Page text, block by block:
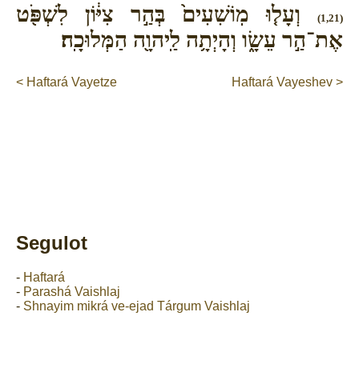
(1,21)
וְעָל֤וּ מֽוֹשִׁעִים֙ בְּהַ֣ר צִיּ֔וֹן לִשְׁפֹּ֖ט
אֶת־הַ֣ר עֵשָׂ֑ו וְהָיְתָ֥ה לַֽיהוָ֖ה הַמְּלוּכָֽה׃
< Haftará Vayetze Haftará Vayeshev >
Segulot
- Haftará
- Parashá Vaishlaj
- Shnayim mikrá ve-ejad Tárgum Vaishlaj